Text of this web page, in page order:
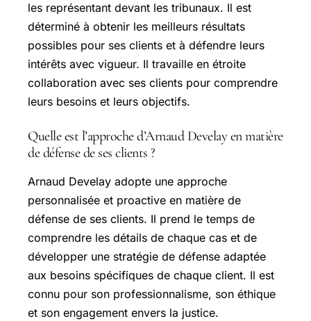
les représentant devant les tribunaux. Il est
déterminé à obtenir les meilleurs résultats
possibles pour ses clients et à défendre leurs
intérêts avec vigueur. Il travaille en étroite
collaboration avec ses clients pour comprendre
leurs besoins et leurs objectifs.
Quelle est l’approche d’Arnaud Develay en matière
de défense de ses clients ?
Arnaud Develay adopte une approche
personnalisée et proactive en matière de
défense de ses clients. Il prend le temps de
comprendre les détails de chaque cas et de
développer une stratégie de défense adaptée
aux besoins spécifiques de chaque client. Il est
connu pour son professionnalisme, son éthique
et son engagement envers la justice.